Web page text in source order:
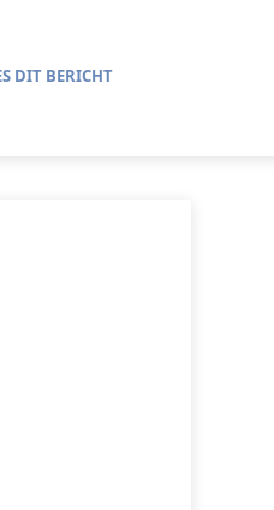
DIT BERICHT